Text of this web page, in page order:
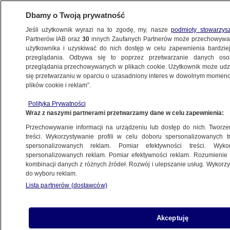
POLSKA
chodziło o to, żeby wpłynąć na wynik
wyborów"
25.10.2023, 21:34
Udostępnij
Dbamy o Twoją prywatność
Jeśli użytkownik wyrazi na to zgodę, my, naszepodmioty
Partnerów IAB oraz30 innych Zaufanych Partnerów może
użytkownika i uzyskiwać do nich dostęp w celu zapewnienia
przeglądania. Odbywa się to poprzez przetwarzanie danych
przeglądania przechowywanych w plikach cookie. Użytkownik może
się przetwarzaniu w oparciu o uzasadniony interes w dowolnym
plików cookie i reklam”.
Polityka Prywatności
Wraz z naszymi partnerami przetwarzamy dane w celu zapewnienia:
Przechowywanie informacji na urządzeniu lub dostęp do nich.
treści. Wykorzystywanie profili w celu doboru spersonalizowanych
spersonalizowanych reklam. Pomiar efektywności treści.
spersonalizowanych reklam. Pomiar efektywności reklam.
kombinacji danych z różnych źródeł. Rozwój i ulepszanie usług.
do wyboru reklam.
Lista partnerów (dostawców)
Akceptuję